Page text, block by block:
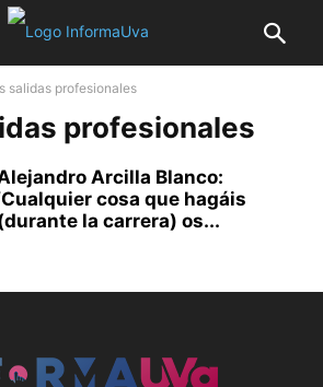
salidas profesionales
profesionales
Arcilla Blanco:
cosa que hagáis
la carrera) os...